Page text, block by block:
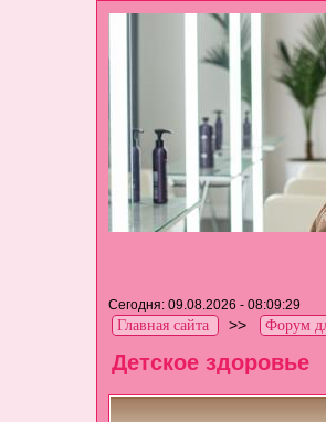
Сегодня: 09.08.2026 - 08:09:29
Главная сайта >> Форум
Детское здоровье